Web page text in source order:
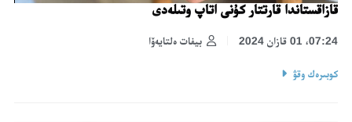
قازاقستاندا قارتتار كۇنى اتاپ وتىلەدى
بيفات ەلتايەۆا 07:24، 01 قازان 2024
كوبىرەك وقۋ